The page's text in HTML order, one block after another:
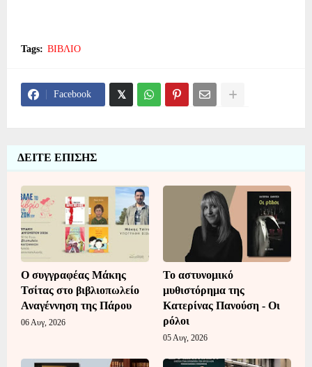
Tags: ΒΙΒΛΙΟ
Facebook
ΔΕΙΤΕ ΕΠΙΣΗΣ
Ο συγγραφέας Μάκης
Τσίτας στο βιβλιοπωλείο
Αναγέννηση της Πάρου
06 Αυγ, 2026
Το αστυνομικό
μυθιστόρημα της
Κατερίνας Πανούση - Οι
ρόλοι
05 Αυγ, 2026